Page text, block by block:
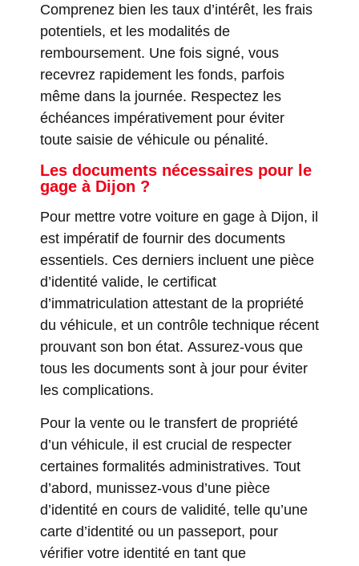
Comprenez bien les taux d’intérêt, les frais
potentiels, et les modalités de
remboursement. Une fois signé, vous
recevrez rapidement les fonds, parfois
même dans la journée. Respectez les
échéances impérativement pour éviter
toute saisie de véhicule ou pénalité.
Les documents nécessaires pour le
gage à Dijon ?
Pour mettre votre voiture en gage à Dijon, il
est impératif de fournir des documents
essentiels. Ces derniers incluent une pièce
d’identité valide, le certificat
d’immatriculation attestant de la propriété
du véhicule, et un contrôle technique récent
prouvant son bon état. Assurez-vous que
tous les documents sont à jour pour éviter
les complications.
Pour la vente ou le transfert de propriété
d’un véhicule, il est crucial de respecter
certaines formalités administratives. Tout
d’abord, munissez-vous d’une pièce
d’identité en cours de validité, telle qu’une
carte d’identité ou un passeport, pour
vérifier votre identité en tant que